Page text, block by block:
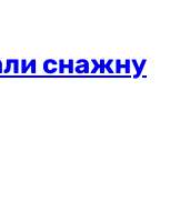
снажну